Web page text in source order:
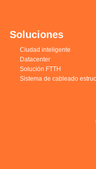
Soluciones
Ciudad inteligente
Datacenter
Solución FTTH
Sistema de cableado